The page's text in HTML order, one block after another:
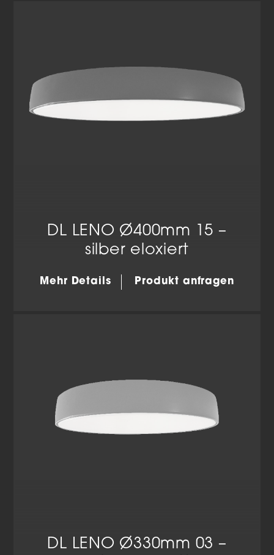
DL LENO Ø400mm 15 –
silber eloxiert
Mehr Details Produkt anfragen
DL LENO Ø330mm 03 –